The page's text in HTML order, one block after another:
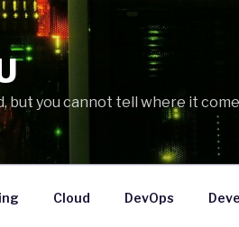
but you cannot tell where it
Cloud DevOps